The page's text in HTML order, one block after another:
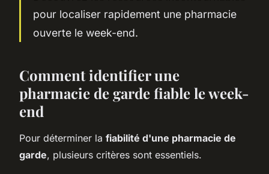
pour localiser rapidement une pharmacie
ouverte le week-end.
Comment identifier une
pharmacie de garde fiable le week-
end
Pour déterminer la fiabilité d'une pharmacie de
garde, plusieurs critères sont essentiels.